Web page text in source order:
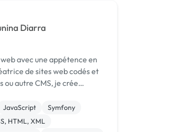
Diarra
avec une appétence en
de sites web codés et
ou autre CMS, je crée
du référencement
qualités : créative,
JavaScript
Symfony
HTML, XML